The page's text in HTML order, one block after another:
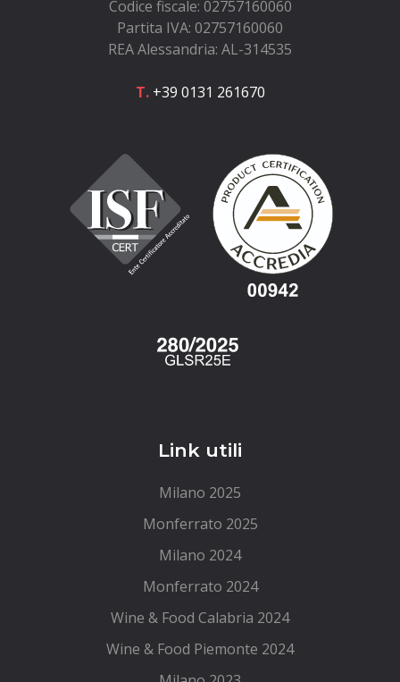
Codice fiscale: 02757160060
Partita IVA: 02757160060
REA Alessandria: AL-314535
T.+39 0131 261670
Link utili
Milano 2025
Monferrato 2025
Milano 2024
Monferrato 2024
Wine & Food Calabria 2024
Wine & Food Piemonte 2024